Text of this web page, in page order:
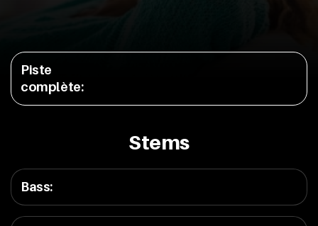
Piste
complète:
Stems
Bass: